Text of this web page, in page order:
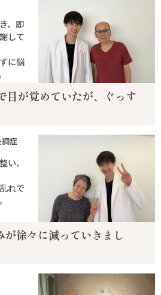
、即
して
に悩
目が覚めていたが、ぐっす
症
い、
れで
が徐々に減っていきまし